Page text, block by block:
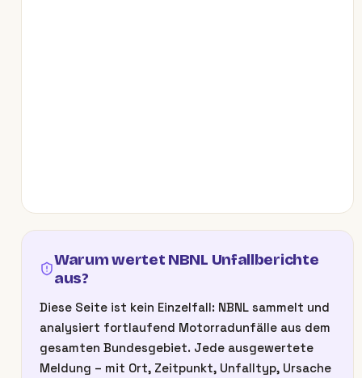
Warum wertet NBNL Unfallberichte
aus?
Diese Seite ist kein Einzelfall: NBNL sammelt und
analysiert fortlaufend Motorradunfälle aus dem
gesamten Bundesgebiet. Jede ausgewertete
Meldung – mit Ort, Zeitpunkt, Unfalltyp, Ursache